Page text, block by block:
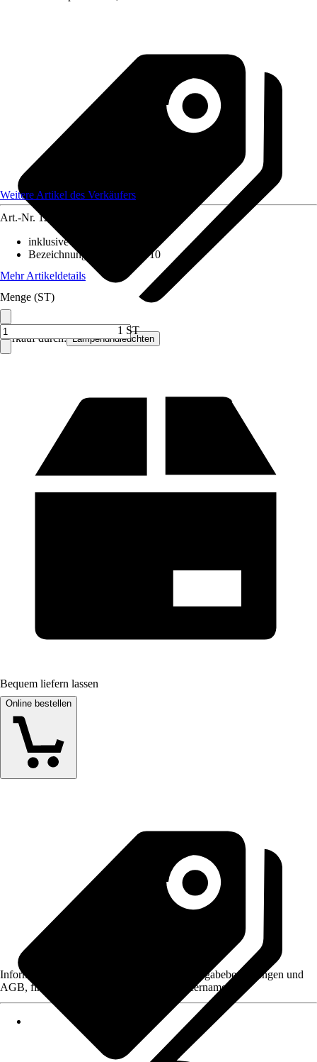
Verkauf durch: Lampenundleuchten
Weitere Artikel des Verkäufers
Art.-Nr. 12174425
inklusive Leuchtmittel
Bezeichnung Fassung
GU10
Mehr Artikeldetails
Menge (ST)
1 ST
Bequem liefern lassen
Online bestellen
Informationen des Verkäufers, wie z. B. Rückgabebedingungen und
AGB, finden Sie bei Klick auf den Verkäufernamen.